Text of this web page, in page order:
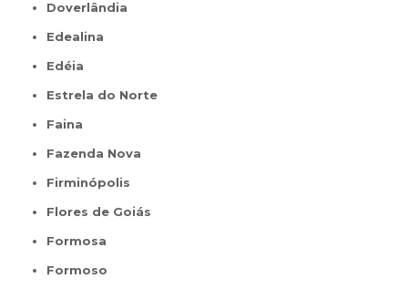
Doverlândia
Edealina
Edéia
Estrela do Norte
Faina
Fazenda Nova
Firminópolis
Flores de Goiás
Formosa
Formoso